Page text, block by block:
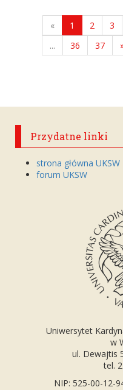
« 1 2 3
...
36 37
Przydatne linki
strona główna UKSW
forum UKSW
Uniwersytet
w
ul. Dewajtis
tel.
NIP: 525-00-12-